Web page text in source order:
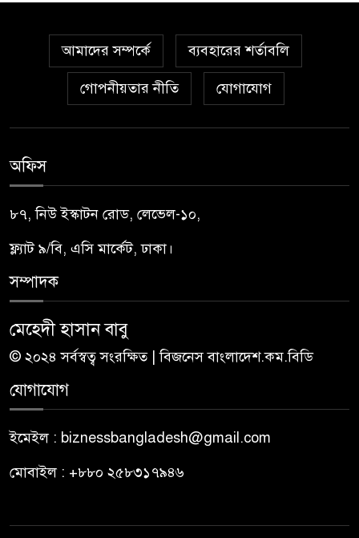
আমাদের সম্পর্কে ব্যবহারের শর্তাবলি
গোপনীয়তার নীতি যোগাযোগ
অফিস
৮৭, নিউ ইস্কাটন রোড, লেভেল-১০,
ফ্ল্যাট ৯/বি, এসি মার্কেট, ঢাকা।
সম্পাদক
মেহেদী হাসান বাবু
© ২০২৪ সর্বস্বত্ব সংরক্ষিত | বিজনেস বাংলাদেশ.কম.বিডি
যোগাযোগ
ইমেইল : biznessbangladesh@gmail.com
মোবাইল : +৮৮০ ২৫৮৩১৭৯৪৬